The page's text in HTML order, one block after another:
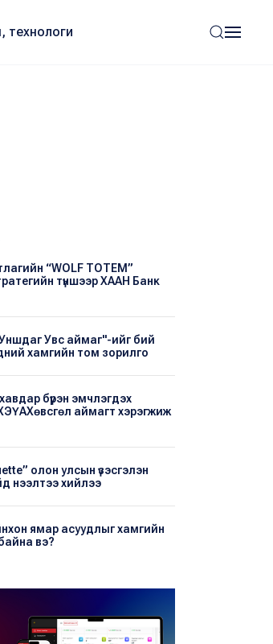
технологи
“WOLF TOTEM”
түншээр ХААН Банк
Увс аймаг"-ийг бий
хамгийн том зорилго
хавдар бүрэн эмчлэгдэх
аймагт хэрэгжиж
олон улсын үзэсгэлэн
нээлтээ хийлээ
ямар асуудлыг хамгийн
байна вэ?